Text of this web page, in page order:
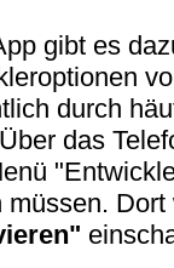
gibt es
durch
das
müssen.